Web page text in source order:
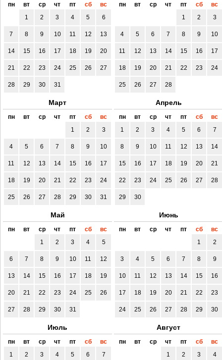
пн вт ср чт пт сб
вс
1
2 3 4 5 6
7 8 9 10 11 12 13
14 15 16 17 18 19 20
21 22 23 24 25 26 27
28 29 30 31
пн вт ср чт пт сб
вс
1
2 3
4 5 6 7 8 9 10
11 12 13 14 15 16 17
18 19 20 21 22 23 24
25 26 27 28
Март
пн вт ср чт пт сб
вс
1
2 3
4 5 6 7 8 9 10
11 12 13 14 15 16 17
18 19 20 21 22 23 24
25 26 27 28 29 30 31
Апрель
пн вт ср чт пт сб
вс
1
2 3 4 5 6 7
8 9 10 11 12 13 14
15 16 17 18 19 20 21
22 23 24 25 26 27 28
29 30
Май
пн вт ср чт пт сб
вс
1
2 3 4 5
6 7 8 9 10 11 12
13 14 15 16 17 18 19
20 21 22 23 24 25 26
27 28 29 30 31
Июнь
пн вт ср чт пт сб
вс
1
2
3 4 5 6 7 8 9
10 11 12 13 14 15 16
17 18 19 20 21 22 23
24 25 26 27 28 29 30
Июль
пн вт ср чт пт сб
вс
1
2 3 4 5 6 7
Август
пн вт ср чт пт сб
вс
1
2 3 4